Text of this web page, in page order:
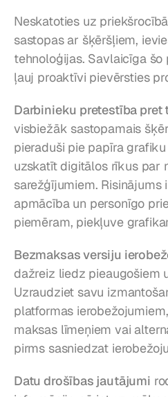
Neskatoties uz
sastopas ar šķēršļiem,
tehnoloģijas. Savlaicīga
ļauj proaktīvi pievērsties
Darbinieku pretestība pret
visbiežāk sastopamais
pieraduši pie papīra
uzskatīt digitālos rīkus par
sarežģījumiem. Risinājums
apmācība un personīgo
piemēram, piekļuve
Bezmaksas versiju
dažreiz liedz pieaugošiem
Uzraudziet savu
platformas
maksas līmeņiem vai
pirms sasniedzat
Datu drošības jautājumi